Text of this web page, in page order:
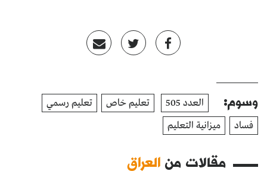
وسوم: العدد 505 تعليم خاص
تعليم رسمي
فساد
ميزانية التعليم
مقالات منالعراق